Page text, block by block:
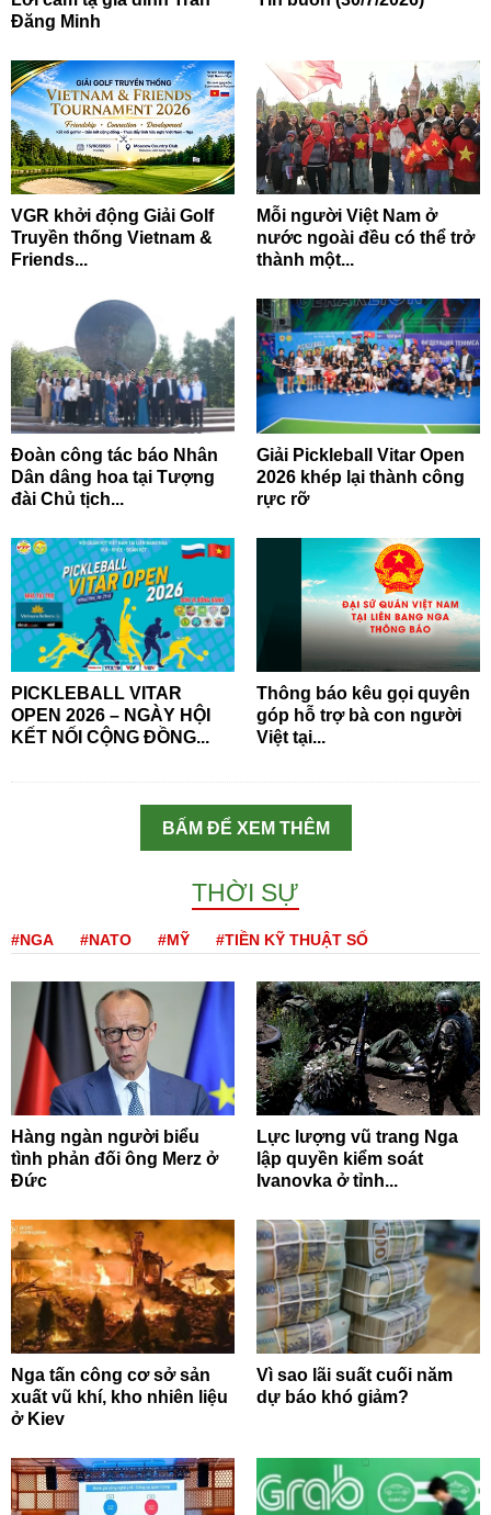
Đăng Minh
VGR khởi động Giải Golf
Truyền thống Vietnam &
Friends...
Mỗi người Việt Nam ở
nước ngoài đều có thể trở
thành một...
Đoàn công tác báo Nhân
Dân dâng hoa tại Tượng
đài Chủ tịch...
Giải Pickleball Vitar Open
2026 khép lại thành công
rực rỡ
PICKLEBALL VITAR
OPEN 2026 – NGÀY HỘI
KẾT NỐI CỘNG ĐỒNG...
Thông báo kêu gọi quyên
góp hỗ trợ bà con người
Việt tại...
BẤM ĐỂ XEM THÊM
THỜI SỰ
#NGA #NATO #MỸ #TIỀN KỸ THUẬT SỐ
Hàng ngàn người biểu
tình phản đối ông Merz ở
Đức
Lực lượng vũ trang Nga
lập quyền kiểm soát
Ivanovka ở tỉnh...
Nga tấn công cơ sở sản
xuất vũ khí, kho nhiên liệu
ở Kiev
Vì sao lãi suất cuối năm
dự báo khó giảm?